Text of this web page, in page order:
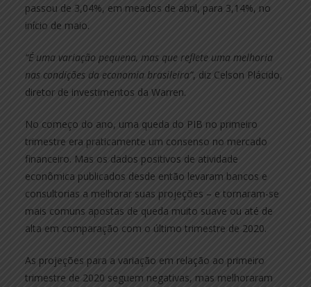
passou de 3,04%, em meados de abril, para 3,14%, no
início de maio.
“É uma variação pequena, mas que reflete uma melhoria
nas condições da economia brasileira”, diz Celson Plácido,
diretor de investimentos da Warren.
No começo do ano, uma queda do PIB no primeiro
trimestre era praticamente um consenso no mercado
financeiro. Mas os dados positivos de atividade
econômica publicados desde então levaram bancos e
consultorias a melhorar suas projeções – e tornaram-se
mais comuns apostas de queda muito suave ou até de
alta em comparação com o último trimestre de 2020.
As projeções para a variação em relação ao primeiro
trimestre de 2020 seguem negativas, mas melhoraram